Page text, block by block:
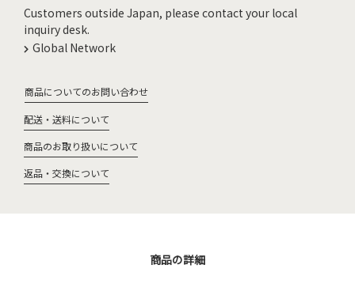
Customers outside Japan, please contact your local
inquiry desk.
Global Network
商品についてのお問い合わせ
配送・送料について
商品のお取り扱いについて
返品・交換について
商品の詳細